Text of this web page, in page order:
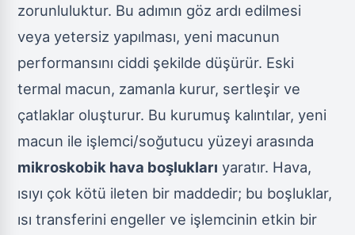
zorunluluktur. Bu adımın göz ardı edilmesi
veya yetersiz yapılması, yeni macunun
performansını ciddi şekilde düşürür. Eski
termal macun, zamanla kurur, sertleşir ve
çatlaklar oluşturur. Bu kurumuş kalıntılar, yeni
macun ile işlemci/soğutucu yüzeyi arasında
mikroskobik hava boşlukları yaratır. Hava,
ısıyı çok kötü ileten bir maddedir; bu boşluklar,
ısı transferini engeller ve işlemcinin etkin bir